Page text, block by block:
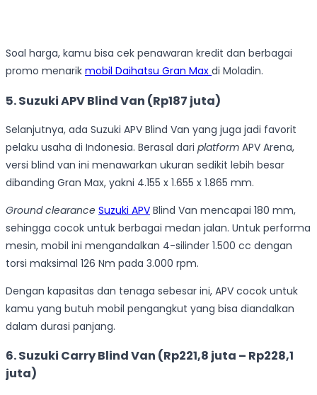
Soal harga, kamu bisa cek penawaran kredit dan berbagai
promo menarik mobil Daihatsu Gran Max di Moladin.
5. Suzuki APV Blind Van (Rp187 juta)
Selanjutnya, ada Suzuki APV Blind Van yang juga jadi favorit
pelaku usaha di Indonesia. Berasal dari platform APV Arena,
versi blind van ini menawarkan ukuran sedikit lebih besar
dibanding Gran Max, yakni 4.155 x 1.655 x 1.865 mm.
Ground clearance Suzuki APV Blind Van mencapai 180 mm,
sehingga cocok untuk berbagai medan jalan. Untuk performa
mesin, mobil ini mengandalkan 4-silinder 1.500 cc dengan
torsi maksimal 126 Nm pada 3.000 rpm.
Dengan kapasitas dan tenaga sebesar ini, APV cocok untuk
kamu yang butuh mobil pengangkut yang bisa diandalkan
dalam durasi panjang.
6. Suzuki Carry Blind Van (Rp221,8 juta – Rp228,1
juta)